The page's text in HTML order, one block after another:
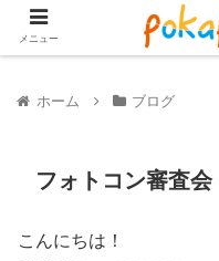
ホーム ブログ
フォトコン審査会
こんにちは！
メニュー